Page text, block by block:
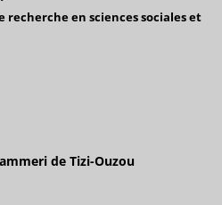
recherche en sciences sociales et
de Tizi-Ouzou